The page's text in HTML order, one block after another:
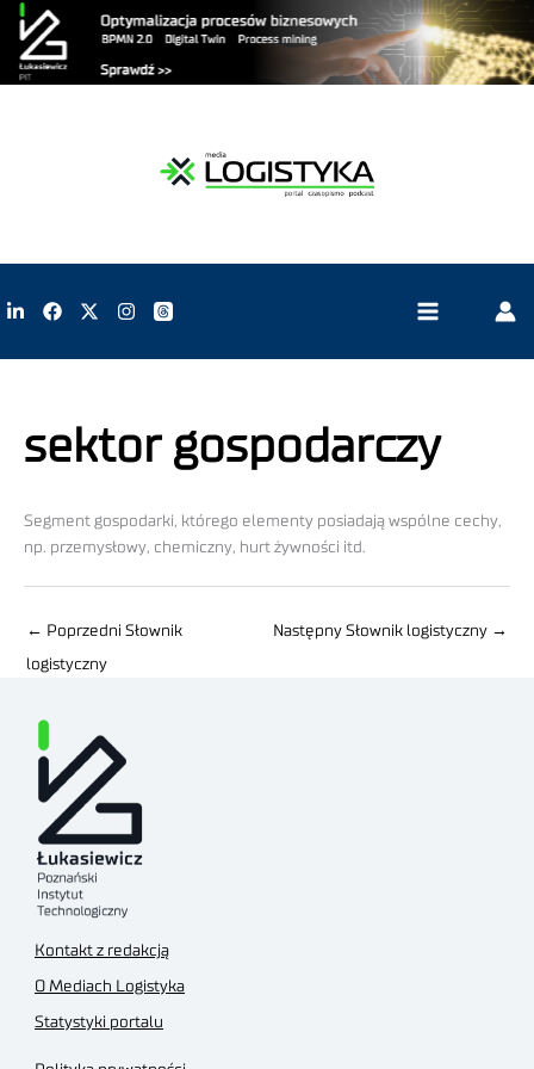
sektor gospodarczy
Segment gospodarki, którego elementy posiadają wspólne cechy,
np. przemysłowy, chemiczny, hurt żywności itd.
← Poprzedni Słownik
logistyczny
Następny Słownik logistyczny →
Kontakt z redakcją
O Mediach Logistyka
Statystyki portalu